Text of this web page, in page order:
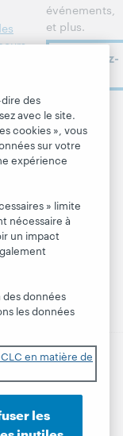
événements,
et plus.
Abonnez-
Suivez
OCLC
Inc. et de ses
sur les cookies
des
avec le site.
cookies », vous
sur votre
expérience
» limite
nécessaire à
un impact
des données
les données
en matière de
les